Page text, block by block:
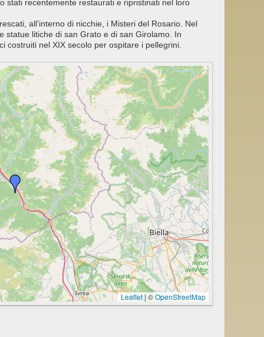
stati recentemente restaurati e ripristinati nel loro
all’interno di nicchie, i Misteri del Rosario. Nel
statue litiche di san Grato e di san Girolamo. In
costruiti nel XIX secolo per ospitare i pellegrini.
Leaflet | ©OpenStreetMap